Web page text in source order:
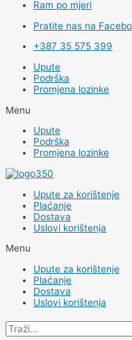
Ram po mjeri
Pratite nas na
+387 35 575 399
Upute
Podrška
Promjena lozinke
Menu
Upute
Podrška
Promjena lozinke
Upute za korištenje
Plaćanje
Dostava
Uslovi korištenja
Menu
Upute za korištenje
Plaćanje
Dostava
Uslovi korištenja